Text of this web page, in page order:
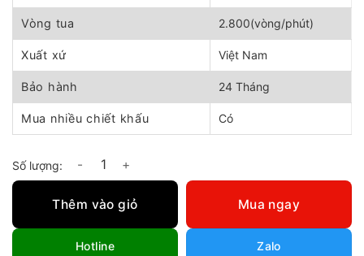
Vòng tua 2.800(vòng/phút)
Xuất xứ Việt Nam
Bảo hành 24 Tháng
Mua nhiều chiết khấu Có
Quạt hút ly tâm siêu cao áp 10hp số lượng
Thêm vào giỏ Mua ngay
Hotline Zalo